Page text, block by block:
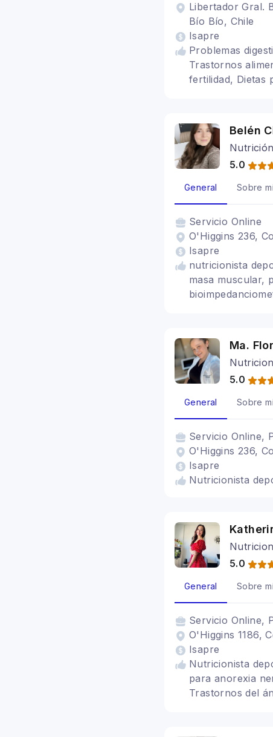
Libertador Gral.
Bío Bío, Chile
Isapre
Problemas
Trastornos
fertilidad, Dietas
Belén
5.0
General Sobre
Servicio Online
O'Higgins 236,
Isapre
nutricionista
masa muscular,
Ma.
5.0
General Sobre
Servicio Online,
O'Higgins 236,
Isapre
Nutricionista
5.0
General Sobre
Servicio Online,
O'Higgins 1186,
Isapre
Nutricionista
para anorexia
Trastornos del